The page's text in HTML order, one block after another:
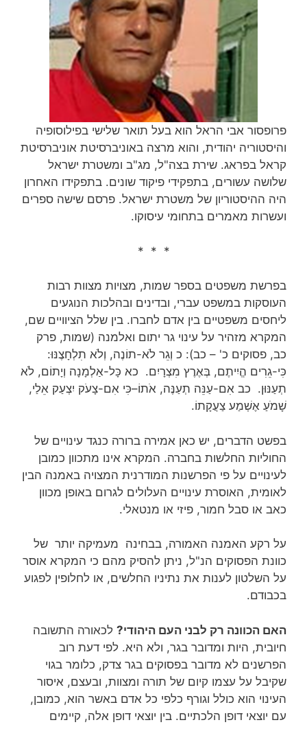
פרופסור אבי הראל הוא בעל תואר שלישי בפילוסופיה
והיסטוריה יהודית, והוא מרצה באוניברסיטת אוניברסיטת
קראל בפראג. שירת בצה"ל, מג"ב ומשטרת ישראל
שלושה עשורים, בתפקידי פיקוד שונים. בתפקידו האחרון
היה ההיסטוריון של משטרת ישראל. פרסם שישה ספרים
ועשרות מאמרים בתחומי עיסוקו.
* * *
בפרשת משפטים בספר שמות, מצויות מצוות רבות
העוסקות במשפט עברי, ובדינים ובהלכות הנוגעים
ליחסים משפטיים בין אדם לחברו. בין שלל הציוויים שם,
המקרא מזהיר על עינוי גר יתום ואלמנה (שמות, פרק
כב, פסוקים כ' – כב): כ וְגֵר לֹא-תוֹנֶה, וְלֹא תִלְחָצֶנּוּ:
כִּי-גֵרִים הֱיִיתֶם, בְּאֶרֶץ מִצְרָיִם. כא כָּל-אַלְמָנָה וְיָתוֹם, לֹא
תְעַנּוּן. כב אִם-עַנֵּה תְעַנֶּה, אֹתוֹ–כִּי אִם-צָעֹק יִצְעַק אֵלַי,
שָׁמֹעַ אֶשְׁמַע צַעֲקָתוֹ.
בפשט הדברים, יש כאן אמירה ברורה כנגד עינויים של
החוליות החלשות בחברה. המקרא אינו מתכוון כמובן
לעינויים על פי הפרשנות המודרנית המצויה באמנה הבין
לאומית, האוסרת עינויים העלולים לגרום באופן מכוון
כאב או סבל חמור, פיזי או מנטאלי.
על רקע האמנה האמורה, בבחינה מעמיקה יותר של
כוונת הפסוקים הנ"ל, ניתן להסיק מהם כי המקרא אוסר
על השלטון לענות את נתיניו החלשים, או לחלופין לפגוע
בכבודם.
האם הכוונה רק לבני העם היהודי? לכאורה התשובה
חיובית, היות ומדובר בגר, ולא היא. לפי דעת רוב
הפרשנים לא מדובר בפסוקים בגר צדק, כלומר בגוי
שקיבל על עצמו קיום של תורה ומצוות, ובעצם, איסור
העינוי הוא כולל וגורף כלפי כל אדם באשר הוא, כמובן,
עם יוצאי דופן הלכתיים. בין יוצאי דופן אלה, קיימים